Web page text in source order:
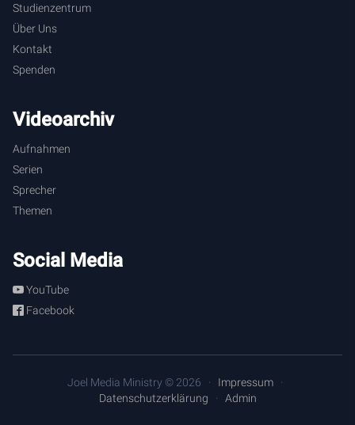
Studienzentrum
Über Uns
Kontakt
Spenden
Videoarchiv
Aufnahmen
Serien
Sprecher
Themen
Social Media
YouTube
Facebook
Joel Media Ministry © 2026
Impressum
Datenschutzerklärung
Admin